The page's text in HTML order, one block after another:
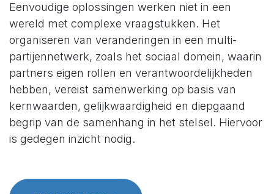
Eenvoudige oplossingen werken niet in een
wereld met complexe vraagstukken. Het
organiseren van veranderingen in een multi-
partijennetwerk, zoals het sociaal domein, waarin
partners eigen rollen en verantwoordelijkheden
hebben, vereist samenwerking op basis van
kernwaarden, gelijkwaardigheid en diepgaand
begrip van de samenhang in het stelsel. Hiervoor
is gedegen inzicht nodig.